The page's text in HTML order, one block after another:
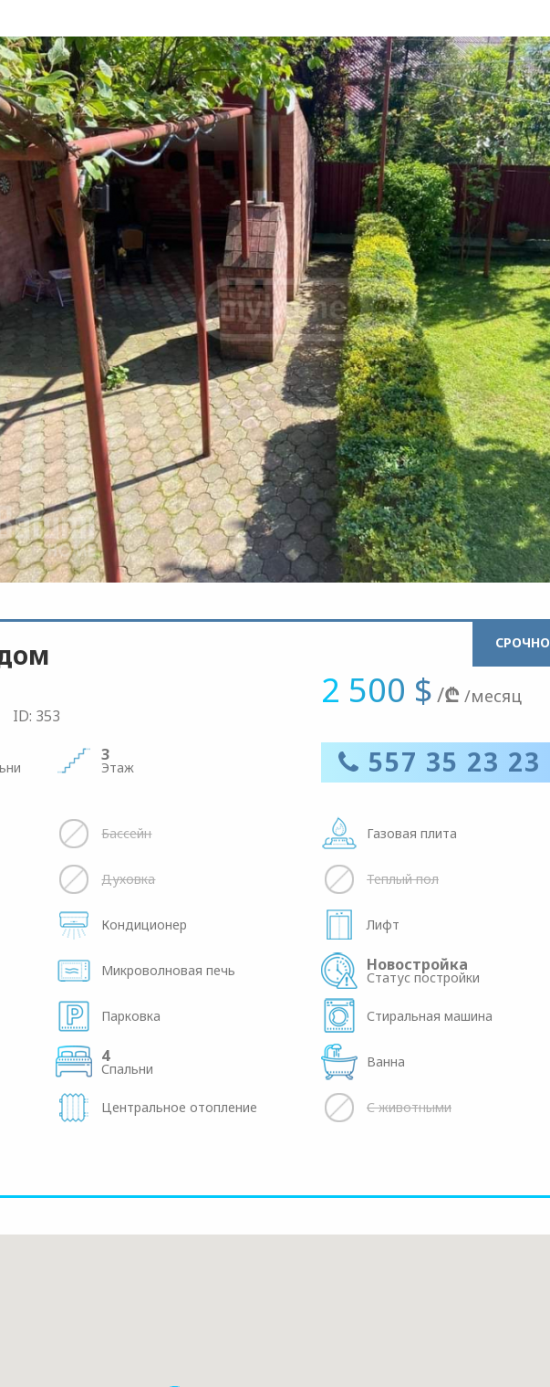
СРОЧНО
ID: 353
2 500 $ /₾ /месяц
3
Этаж 557 35 23 23
Бассейн Газовая плита
Духовка Теплый пол
Кондиционер Лифт
Микроволновая печь Новостройка
Статус постройки
Парковка Стиральная машина
4
Спальни Ванна
Центральное отопление С животными